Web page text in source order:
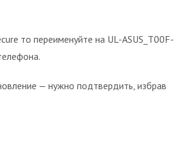
то переименуйте на UL-ASUS_T00F-
— нужно подтвердить, избрав